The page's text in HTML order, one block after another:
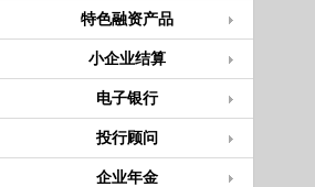
特色融资产品
小企业结算
电子银行
投行顾问
企业年金